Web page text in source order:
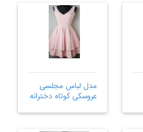
مدل لباس مجلسی
عروسکی کوتاه دخترانه